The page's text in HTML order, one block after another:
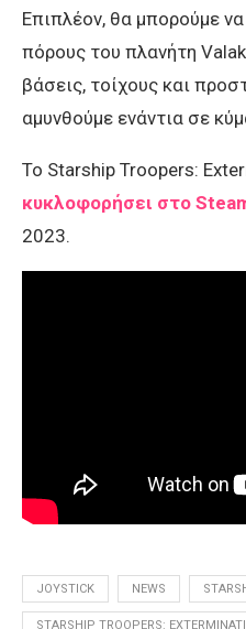
Επιπλέον, θα μπορούμε
πόρους του πλανήτη
βάσεις, τοίχους και
αμυνθούμε ενάντια σε
Το Starship Troopers:
κυκλοφορήσει στο
2023.
JOYSTICK NEWS
STARSHIP TROOPERS: